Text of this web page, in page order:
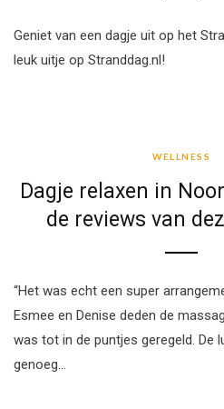
Geniet van een dagje uit op het
leuk uitje op Stranddag.nl!
WELLNESS
Dagje relaxen in
de reviews van
“Het was echt een super
Esmee en Denise deden de
was tot in de puntjes geregeld. De
genoeg…